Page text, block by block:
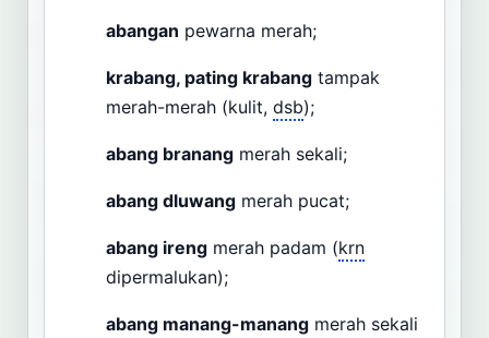
abangan pewarna merah;
krabang, pating krabang tampak
merah-merah (kulit, dsb);
abang branang merah sekali;
abang dluwang merah pucat;
abang ireng merah padam (krn
dipermalukan);
abang manang-manang merah sekali